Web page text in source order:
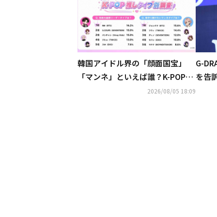
韓国アイドル界の「顔面国宝」
「マンネ」といえば誰？K-POP推
しタイプ別調査の結果が明らかに
2026/08/05 18:09
G-
を告